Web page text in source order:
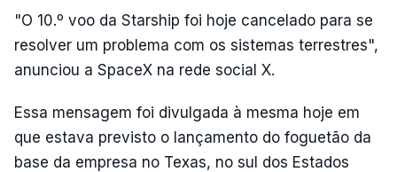
"O 10.º voo da Starship foi hoje cancelado para se
resolver um problema com os sistemas terrestres",
anunciou a SpaceX na rede social X.
Essa mensagem foi divulgada à mesma hoje em
que estava previsto o lançamento do foguetão da
base da empresa no Texas, no sul dos Estados